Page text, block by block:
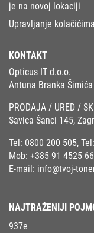
je na novoj lokaciji
Upravljanje kolačićima
KONTAKT
Opticus IT d.o.o.
Antuna Branka
PRODAJA / URED /
Savica Šanci 145,
Tel: 0800 200 505, Tel:
Mob: +385 91 4525
E-mail: info@tvoj-
NAJTRAŽENIJI
937e